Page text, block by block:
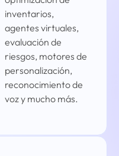
inventarios,
agentes virtuales,
evaluación de
riesgos, motores de
personalización,
reconocimiento de
voz y mucho más.